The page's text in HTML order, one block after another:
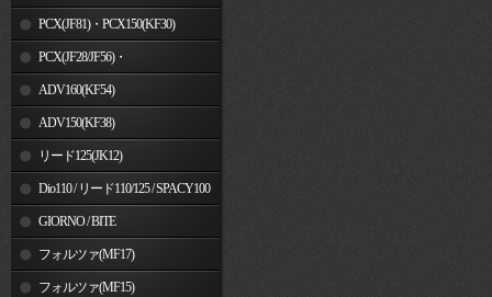
PCX(JF81)・PCX150(KF30)
PCX(JF28/JF56)・
PCX150(KF12/KF18)
ADV160(KF54)
ADV150(KF38)
リード125(JK12)
Dio110 / リード110/125 / SPACY100
GIORNO / BITE
フォルツァ(MF17)
フォルツァ(MF15)